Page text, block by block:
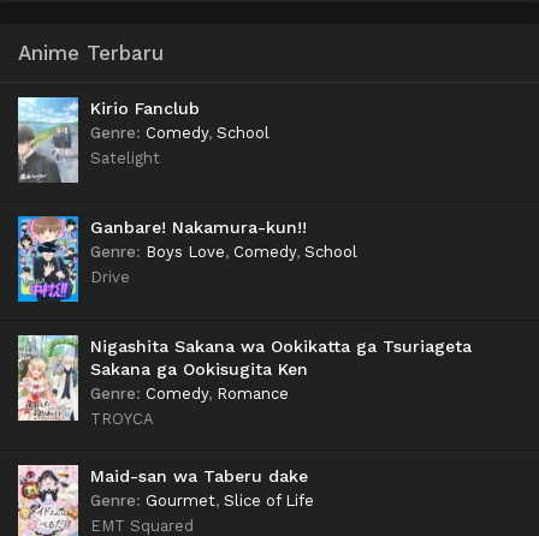
Anime Terbaru
Kirio Fanclub
Genre: Comedy, School
Satelight
Ganbare! Nakamura-kun!!
Genre: Boys Love, Comedy, School
Drive
Nigashita Sakana wa Ookikatta ga Tsuriageta
Sakana ga Ookisugita Ken
Genre: Comedy, Romance
TROYCA
Maid-san wa Taberu dake
Genre: Gourmet, Slice of Life
EMT Squared